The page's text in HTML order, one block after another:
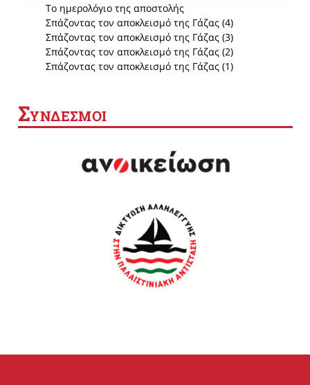
Το ημερολόγιο της αποστολής
Σπάζοντας τον αποκλεισμό της Γάζας (4)
Σπάζοντας τον αποκλεισμό της Γάζας (3)
Σπάζοντας τον αποκλεισμό της Γάζας (2)
Σπάζοντας τον αποκλεισμό της Γάζας (1)
ΣΥΝΔΕΣΜΟΙ